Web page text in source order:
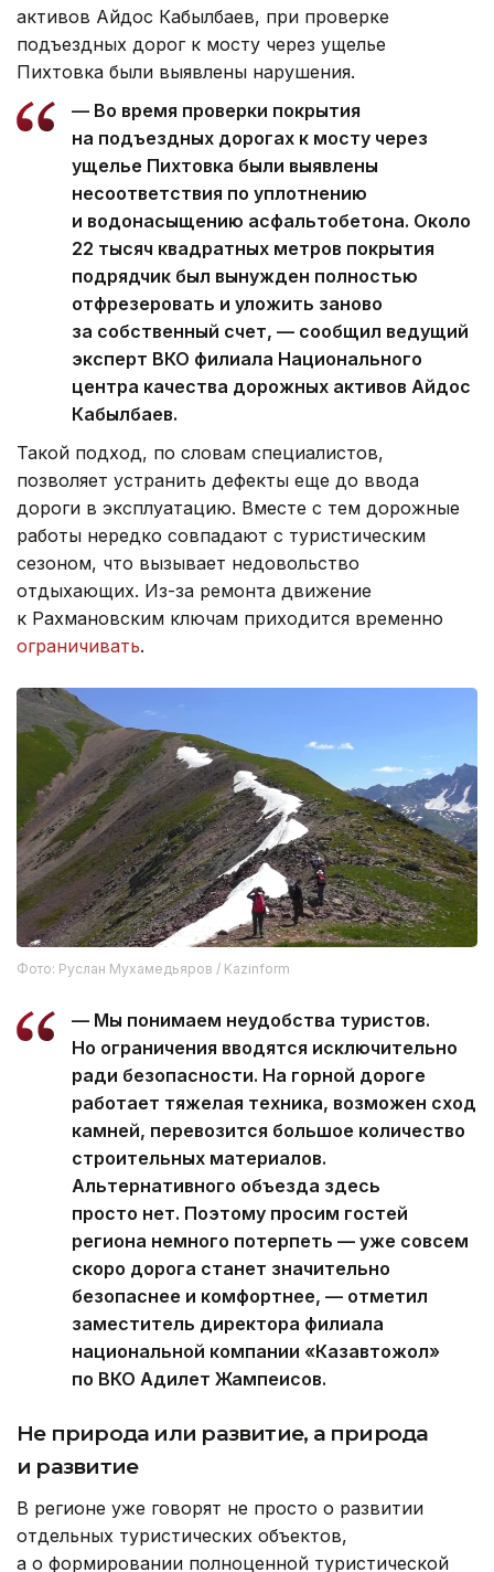
активов Айдос Кабылбаев, при проверке
подъездных дорог к мосту через ущелье
Пихтовка были выявлены нарушения.
— Во время проверки покрытия
на подъездных дорогах к мосту через
ущелье Пихтовка были выявлены
несоответствия по уплотнению
и водонасыщению асфальтобетона. Около
22 тысяч квадратных метров покрытия
подрядчик был вынужден полностью
отфрезеровать и уложить заново
за собственный счет, — сообщил ведущий
эксперт ВКО филиала Национального
центра качества дорожных активов Айдос
Кабылбаев.
Такой подход, по словам специалистов,
позволяет устранить дефекты еще до ввода
дороги в эксплуатацию. Вместе с тем дорожные
работы нередко совпадают с туристическим
сезоном, что вызывает недовольство
отдыхающих. Из-за ремонта движение
к Рахмановским ключам приходится временно
ограничивать.
Фото: Руслан Мухамедьяров / Kazinform
— Мы понимаем неудобства туристов.
Но ограничения вводятся исключительно
ради безопасности. На горной дороге
работает тяжелая техника, возможен сход
камней, перевозится большое количество
строительных материалов.
Альтернативного объезда здесь
просто нет. Поэтому просим гостей
региона немного потерпеть — уже совсем
скоро дорога станет значительно
безопаснее и комфортнее, — отметил
заместитель директора филиала
национальной компании «Казавтожол»
по ВКО Адилет Жампеисов.
Не природа или развитие, а природа
и развитие
В регионе уже говорят не просто о развитии
отдельных туристических объектов,
а о формировании полноценной туристической